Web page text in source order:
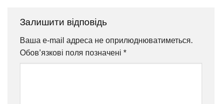
Залишити відповідь
Ваша e-mail адреса не оприлюднюватиметься.
Обов’язкові поля позначені *